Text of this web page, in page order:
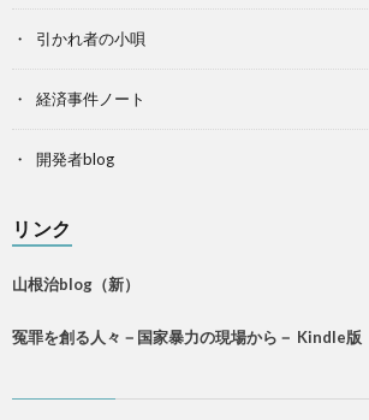
引かれ者の小唄
経済事件ノート
開発者blog
リンク
山根治blog（新）
冤罪を創る人々－国家暴力の現場から－ Kindle版